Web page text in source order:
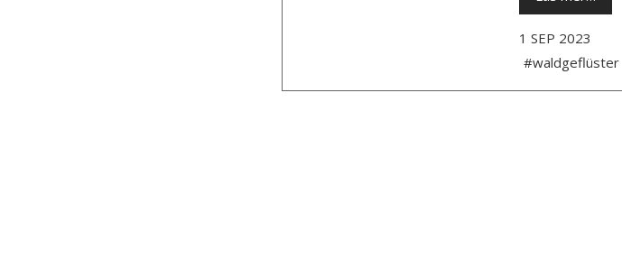
1 SEP 2023
#waldgeflüster